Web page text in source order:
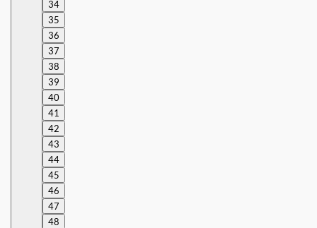
34
35
36
37
38
39
40
41
42
43
44
45
46
47
48